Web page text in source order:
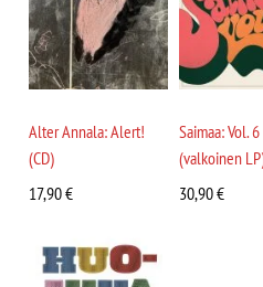
Alter Annala: Alert!
(CD)
17,90€
Saimaa: Vol. 6
(valkoinen
30,90€